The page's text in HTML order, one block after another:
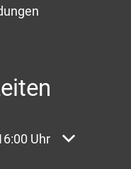
oder
Uhr Von 07:30